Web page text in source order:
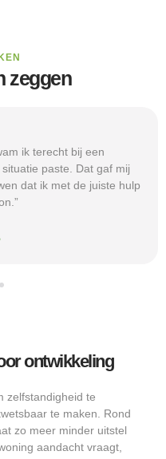
zeggen
ik terecht bij een
paste. Dat gaf mij
dat ik met de juiste hulp
ontwikkeling
zelfstandigheid te
te maken. Rond
zo meer minder uitstel
aandacht vraagt,